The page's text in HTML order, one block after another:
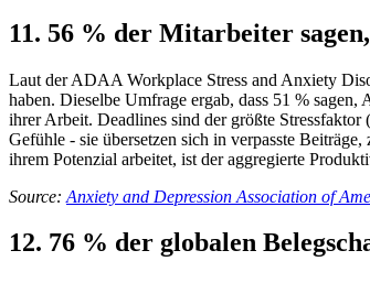
11. 56 % der Mitarbeiter
Laut der ADAA Workplace Stress and Anxiety
haben. Dieselbe Umfrage ergab, dass 51 %
ihrer Arbeit. Deadlines sind der größte
Gefühle - sie übersetzen sich in verpasste
ihrem Potenzial arbeitet, ist der aggregierte
Source: Anxiety and Depression Association of
12. 76 % der globalen